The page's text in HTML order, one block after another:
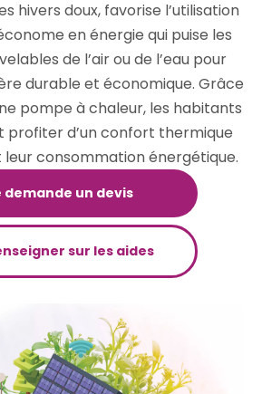
hivers doux, favorise l’utilisation
en énergie qui puise les
de l’air ou de l’eau pour
durable et économique. Grâce
pompe à chaleur, les habitants
profiter d’un confort thermique
consommation énergétique.
demande un devis
sur les aides